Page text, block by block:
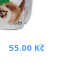
55.00 Kč